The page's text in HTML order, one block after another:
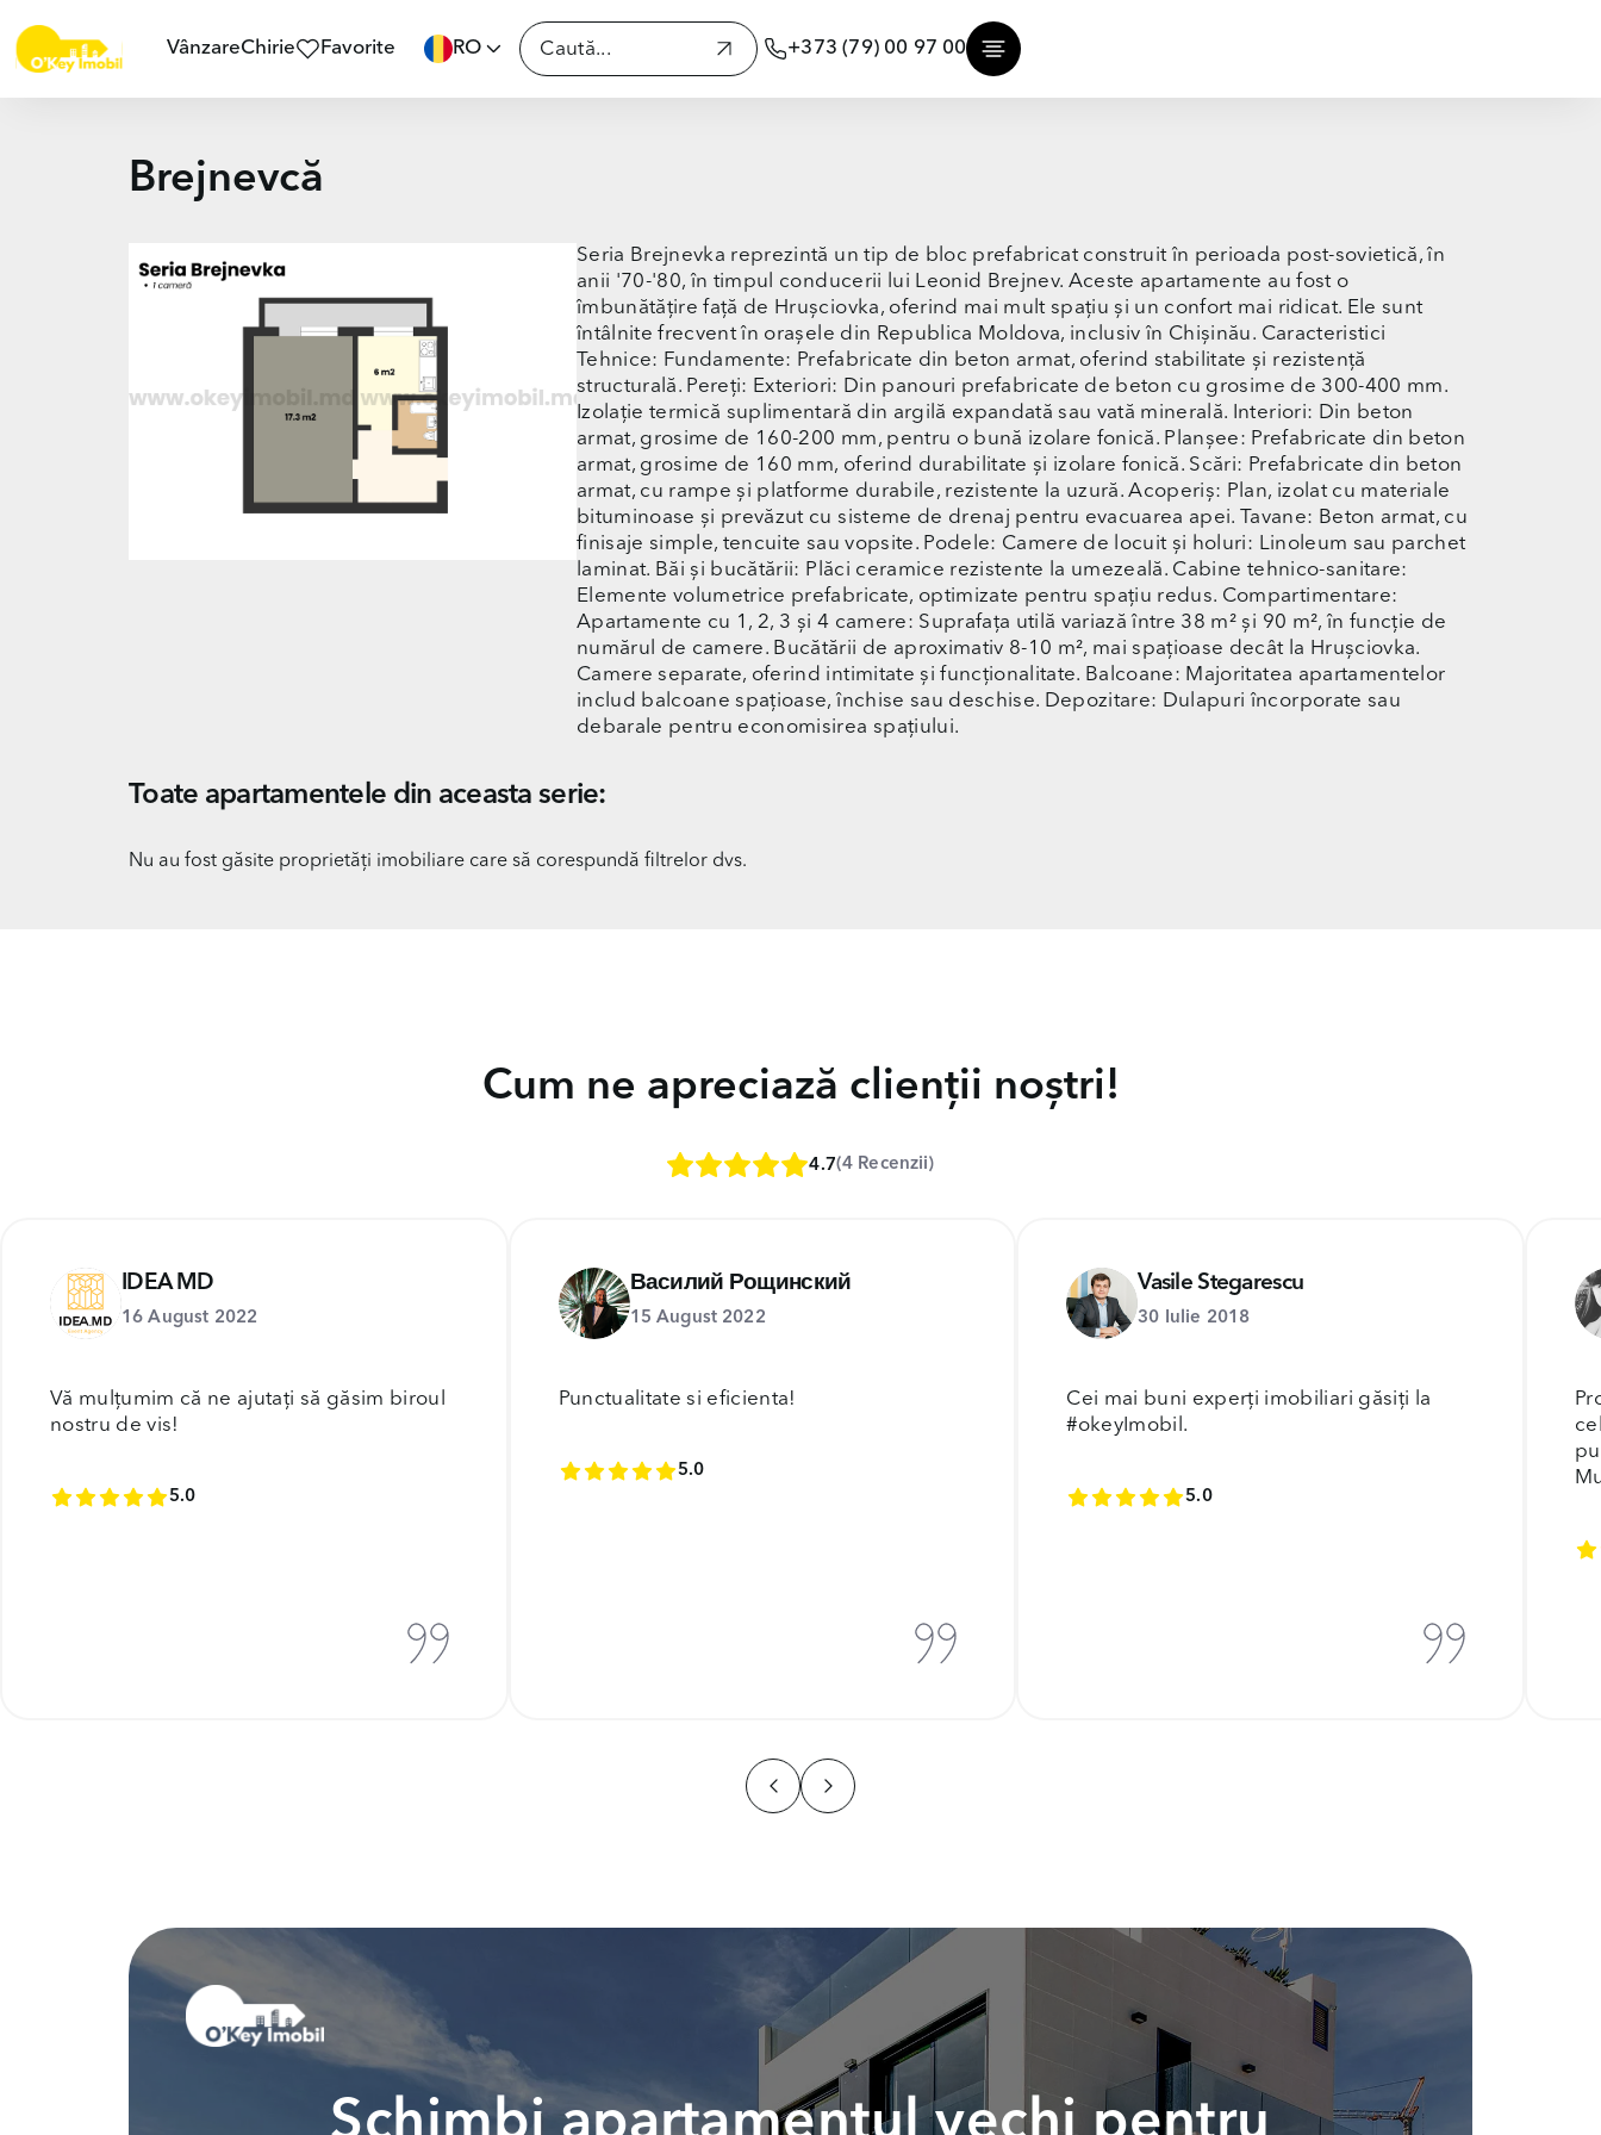
VânzareChirie Favorite RO +373 (79) 00 97 00
Brejnevcă
Seria Brejnevka reprezintă un tip de bloc prefabricat construit în perioada post-sovietică, în
anii '70-'80, în timpul conducerii lui Leonid Brejnev. Aceste apartamente au fost o
îmbunătățire față de Hrușciovka, oferind mai mult spațiu și un confort mai ridicat. Ele sunt
întâlnite frecvent în orașele din Republica Moldova, inclusiv în Chișinău. Caracteristici
Tehnice: Fundamente: Prefabricate din beton armat, oferind stabilitate și rezistență
structurală. Pereți: Exteriori: Din panouri prefabricate de beton cu grosime de 300-400 mm.
Izolație termică suplimentară din argilă expandată sau vată minerală. Interiori: Din beton
armat, grosime de 160-200 mm, pentru o bună izolare fonică. Planșee: Prefabricate din beton
armat, grosime de 160 mm, oferind durabilitate și izolare fonică. Scări: Prefabricate din beton
armat, cu rampe și platforme durabile, rezistente la uzură. Acoperiș: Plan, izolat cu materiale
bituminoase și prevăzut cu sisteme de drenaj pentru evacuarea apei. Tavane: Beton armat, cu
finisaje simple, tencuite sau vopsite. Podele: Camere de locuit și holuri: Linoleum sau parchet
laminat. Băi și bucătării: Plăci ceramice rezistente la umezeală. Cabine tehnico-sanitare:
Elemente volumetrice prefabricate, optimizate pentru spațiu redus. Compartimentare:
Apartamente cu 1, 2, 3 și 4 camere: Suprafața utilă variază între 38 m² și 90 m², în funcție de
numărul de camere. Bucătării de aproximativ 8-10 m², mai spațioase decât la Hrușciovka.
Camere separate, oferind intimitate și funcționalitate. Balcoane: Majoritatea apartamentelor
includ balcoane spațioase, închise sau deschise. Depozitare: Dulapuri încorporate sau
debarale pentru economisirea spațiului.
Toate apartamentele din aceasta serie:
Nu au fost găsite proprietăți imobiliare care să corespundă filtrelor dvs.
Cum ne apreciază clienții noștri!
4.7(4 Recenzii)
IDEA MD
16 August 2022
Vă mulțumim că ne ajutați să găsim biroul
nostru de vis!
5.0
Василий Рощинский
15 August 2022
Punctualitate si eficienta!
5.0
Vasile Stegarescu
30 Iulie 2018
Cei mai buni experți imobiliari găsiți la
#okeyImobil.
5.0